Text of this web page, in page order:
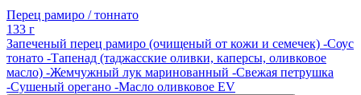
Перец рамиро / тоннато
133 г
Запеченый перец рамиро (очищеный от кожи и семечек) -Соус
тонато -Тапенад (таджасские оливки, каперсы, оливковое
масло) -Жемчужный лук маринованный -Свежая петрушка
-Сушеный орегано -Масло оливковое EV